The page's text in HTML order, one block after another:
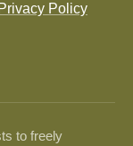
Privacy Policy
to freely